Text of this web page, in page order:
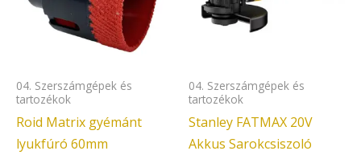
04. Szerszámgépek és
tartozékok
Roid Matrix gyémánt
lyukfúró 60mm
04. Szerszámgépek és
tartozékok
Stanley FATMAX 20V
Akkus Sarokcsiszoló